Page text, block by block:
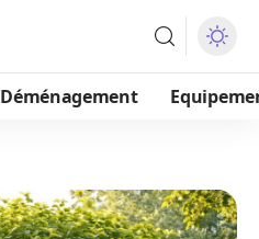
Déménagement